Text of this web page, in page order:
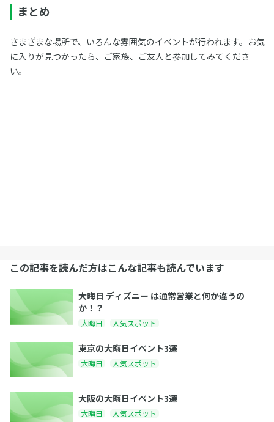
まとめ
さまざまな場所で、いろんな雰囲気のイベントが行われます。お気
に入りが見つかったら、ご家族、ご友人と参加してみてくださ
い。
この記事を読んだ方はこんな記事も読んでいます
大晦日 ディズニー は通常営業と何か違うの
か！？
大晦日 人気スポット
東京の大晦日イベント3選
大晦日 人気スポット
大阪の大晦日イベント3選
大晦日 人気スポット